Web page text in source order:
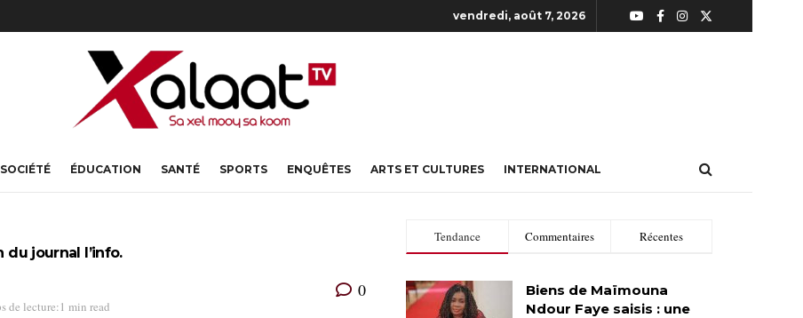
vendredi, août 7, 2026
SOCIÉTÉ ÉDUCATION SANTÉ SPORTS ENQUÊTES ARTS ET CULTURES INTERNATIONAL
du journal l’info.
de lecture:1 min read
0
Tendance Commentaires Récentes
Biens de Maïmouna
Ndour Faye saisis : une